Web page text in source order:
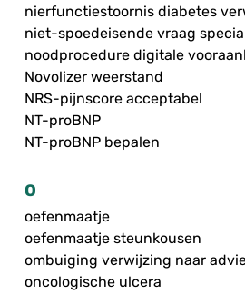
nierfunctiestoornis diabetes
niet-spoedeisende vraag
noodprocedure digitale
Novolizer weerstand
NRS-pijnscore acceptabel
NT-proBNP
NT-proBNP bepalen
O
oefenmaatje
oefenmaatje steunkousen
ombuiging verwijzing naar
oncologische ulcera